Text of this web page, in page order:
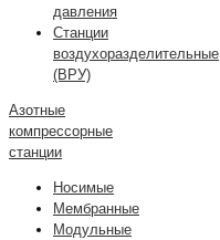
давления
Станции
воздухоразделительные
(ВРУ)
Азотные
компрессорные
станции
Носимые
Мембранные
Модульные